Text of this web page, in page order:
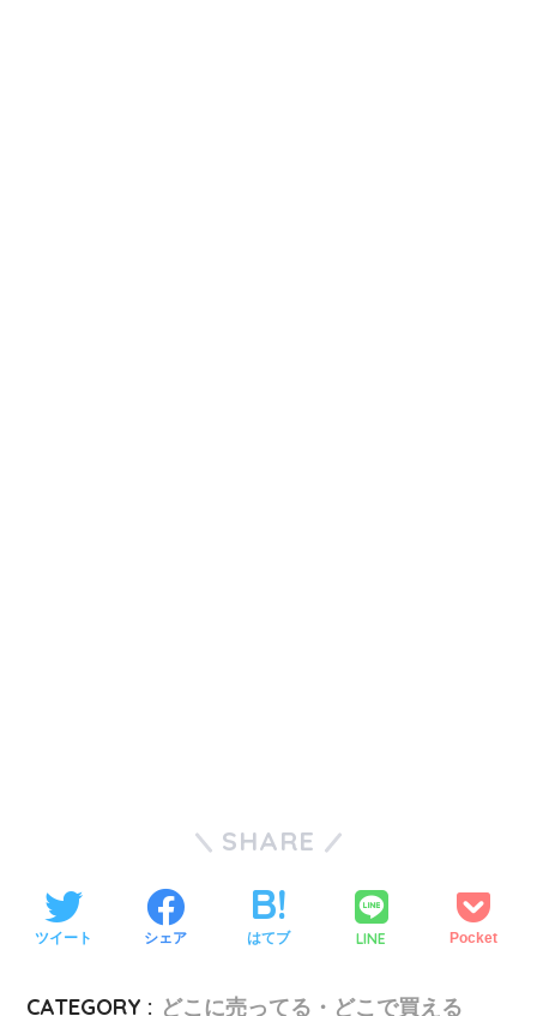
SHARE
ツイート シェア はてブ LINE Pocket
CATEGORY : どこに売ってる・どこで買える